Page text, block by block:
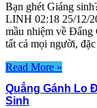
Bạn ghét Giáng
LINH 02:18 25/12/
mầu nhiệm về Đấng
tất cả mọi người,
Read More »
Quẳng Gánh Lo
Sinh